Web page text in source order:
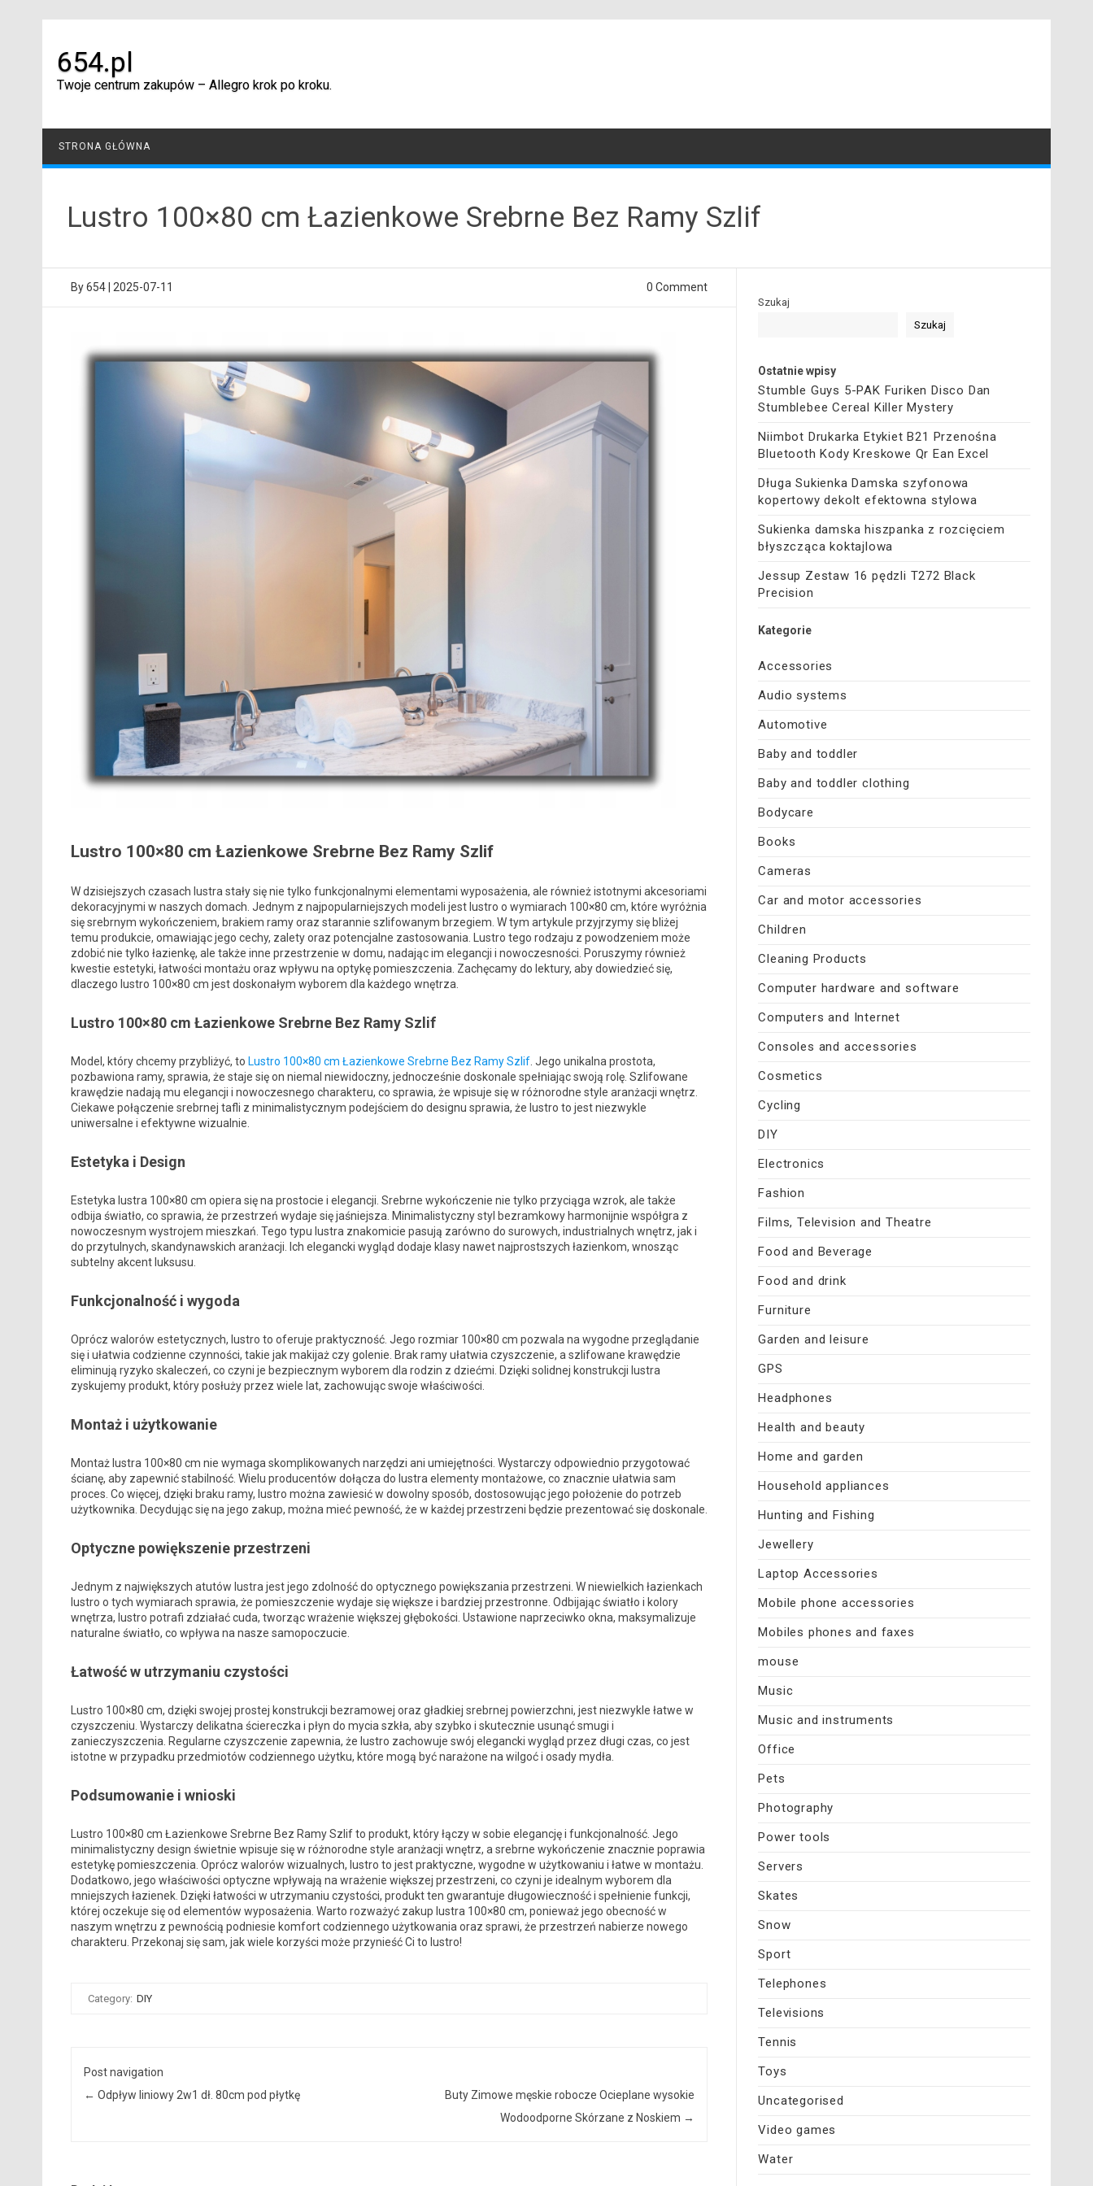
654.pl
Twoje centrum zakupów – Allegro krok po kroku.
STRONA GŁÓWNA
Lustro 100×80 cm Łazienkowe Srebrne Bez Ramy Szlif
By654 2025-07-11 0 Comment
Lustro 100×80 cm Łazienkowe Srebrne Bez Ramy Szlif
W dzisiejszych czasach lustra stały się nie tylko funkcjonalnymi elementami wyposażenia, ale również istotnymi akcesoriami
dekoracyjnymi w naszych domach. Jednym z najpopularniejszych modeli jest lustro o wymiarach 100×80 cm, które wyróżnia
się srebrnym wykończeniem, brakiem ramy oraz starannie szlifowanym brzegiem. W tym artykule przyjrzymy się bliżej
temu produkcie, omawiając jego cechy, zalety oraz potencjalne zastosowania. Lustro tego rodzaju z powodzeniem może
zdobić nie tylko łazienkę, ale także inne przestrzenie w domu, nadając im elegancji i nowoczesności. Poruszymy również
kwestie estetyki, łatwości montażu oraz wpływu na optykę pomieszczenia. Zachęcamy do lektury, aby dowiedzieć się,
dlaczego lustro 100×80 cm jest doskonałym wyborem dla każdego wnętrza.
Lustro 100×80 cm Łazienkowe Srebrne Bez Ramy Szlif
Model, który chcemy przybliżyć, to Lustro 100×80 cm Łazienkowe Srebrne Bez Ramy Szlif. Jego unikalna prostota,
pozbawiona ramy, sprawia, że staje się on niemal niewidoczny, jednocześnie doskonale spełniając swoją rolę. Szlifowane
krawędzie nadają mu elegancji i nowoczesnego charakteru, co sprawia, że wpisuje się w różnorodne style aranżacji wnętrz.
Ciekawe połączenie srebrnej tafli z minimalistycznym podejściem do designu sprawia, że lustro to jest niezwykle
uniwersalne i efektywne wizualnie.
Estetyka i Design
Estetyka lustra 100×80 cm opiera się na prostocie i elegancji. Srebrne wykończenie nie tylko przyciąga wzrok, ale także
odbija światło, co sprawia, że przestrzeń wydaje się jaśniejsza. Minimalistyczny styl bezramkowy harmonijnie współgra z
nowoczesnym wystrojem mieszkań. Tego typu lustra znakomicie pasują zarówno do surowych, industrialnych wnętrz, jak i
do przytulnych, skandynawskich aranżacji. Ich elegancki wygląd dodaje klasy nawet najprostszych łazienkom, wnosząc
subtelny akcent luksusu.
Funkcjonalność i wygoda
Oprócz walorów estetycznych, lustro to oferuje praktyczność. Jego rozmiar 100×80 cm pozwala na wygodne przeglądanie
się i ułatwia codzienne czynności, takie jak makijaż czy golenie. Brak ramy ułatwia czyszczenie, a szlifowane krawędzie
eliminują ryzyko skaleczeń, co czyni je bezpiecznym wyborem dla rodzin z dziećmi. Dzięki solidnej konstrukcji lustra
zyskujemy produkt, który posłuży przez wiele lat, zachowując swoje właściwości.
Montaż i użytkowanie
Montaż lustra 100×80 cm nie wymaga skomplikowanych narzędzi ani umiejętności. Wystarczy odpowiednio przygotować
ścianę, aby zapewnić stabilność. Wielu producentów dołącza do lustra elementy montażowe, co znacznie ułatwia sam
proces. Co więcej, dzięki braku ramy, lustro można zawiesić w dowolny sposób, dostosowując jego położenie do potrzeb
użytkownika. Decydując się na jego zakup, można mieć pewność, że w każdej przestrzeni będzie prezentować się doskonale.
Optyczne powiększenie przestrzeni
Jednym z największych atutów lustra jest jego zdolność do optycznego powiększania przestrzeni. W niewielkich łazienkach
lustro o tych wymiarach sprawia, że pomieszczenie wydaje się większe i bardziej przestronne. Odbijając światło i kolory
wnętrza, lustro potrafi zdziałać cuda, tworząc wrażenie większej głębokości. Ustawione naprzeciwko okna, maksymalizuje
naturalne światło, co wpływa na nasze samopoczucie.
Łatwość w utrzymaniu czystości
Lustro 100×80 cm, dzięki swojej prostej konstrukcji bezramowej oraz gładkiej srebrnej powierzchni, jest niezwykle łatwe w
czyszczeniu. Wystarczy delikatna ściereczka i płyn do mycia szkła, aby szybko i skutecznie usunąć smugi i
zanieczyszczenia. Regularne czyszczenie zapewnia, że lustro zachowuje swój elegancki wygląd przez długi czas, co jest
istotne w przypadku przedmiotów codziennego użytku, które mogą być narażone na wilgoć i osady mydła.
Podsumowanie i wnioski
Lustro 100×80 cm Łazienkowe Srebrne Bez Ramy Szlif to produkt, który łączy w sobie elegancję i funkcjonalność. Jego
minimalistyczny design świetnie wpisuje się w różnorodne style aranżacji wnętrz, a srebrne wykończenie znacznie poprawia
estetykę pomieszczenia. Oprócz walorów wizualnych, lustro to jest praktyczne, wygodne w użytkowaniu i łatwe w montażu.
Dodatkowo, jego właściwości optyczne wpływają na wrażenie większej przestrzeni, co czyni je idealnym wyborem dla
mniejszych łazienek. Dzięki łatwości w utrzymaniu czystości, produkt ten gwarantuje długowieczność i spełnienie funkcji,
której oczekuje się od elementów wyposażenia. Warto rozważyć zakup lustra 100×80 cm, ponieważ jego obecność w
naszym wnętrzu z pewnością podniesie komfort codziennego użytkowania oraz sprawi, że przestrzeń nabierze nowego
charakteru. Przekonaj się sam, jak wiele korzyści może przynieść Ci to lustro!
Category: DIY
Post navigation
← Odpływ liniowy 2w1 dł. 80cm pod płytkę
Buty Zimowe męskie robocze Ocieplane wysokie
Wodoodporne Skórzane z Noskiem →
Szukaj
Szukaj
Ostatnie wpisy
Stumble Guys 5-PAK Furiken Disco Dan
Stumblebee Cereal Killer Mystery
Niimbot Drukarka Etykiet B21 Przenośna
Bluetooth Kody Kreskowe Qr Ean Excel
Długa Sukienka Damska szyfonowa
kopertowy dekolt efektowna stylowa
Sukienka damska hiszpanka z rozcięciem
błyszcząca koktajlowa
Jessup Zestaw 16 pędzli T272 Black
Precision
Kategorie
Accessories
Audio systems
Automotive
Baby and toddler
Baby and toddler clothing
Bodycare
Books
Cameras
Car and motor accessories
Children
Cleaning Products
Computer hardware and software
Computers and Internet
Consoles and accessories
Cosmetics
Cycling
DIY
Electronics
Fashion
Films, Television and Theatre
Food and Beverage
Food and drink
Furniture
Garden and leisure
GPS
Headphones
Health and beauty
Home and garden
Household appliances
Hunting and Fishing
Jewellery
Laptop Accessories
Mobile phone accessories
Mobiles phones and faxes
mouse
Music
Music and instruments
Office
Pets
Photography
Power tools
Servers
Skates
Snow
Sport
Telephones
Televisions
Tennis
Toys
Uncategorised
Video games
Water